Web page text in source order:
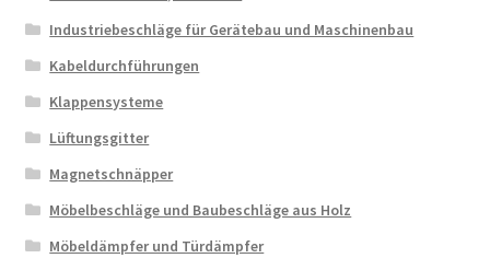
Industriebeschläge für Gerätebau und Maschinenbau
Kabeldurchführungen
Klappensysteme
Lüftungsgitter
Magnetschnäpper
Möbelbeschläge und Baubeschläge aus Holz
Möbeldämpfer und Türdämpfer